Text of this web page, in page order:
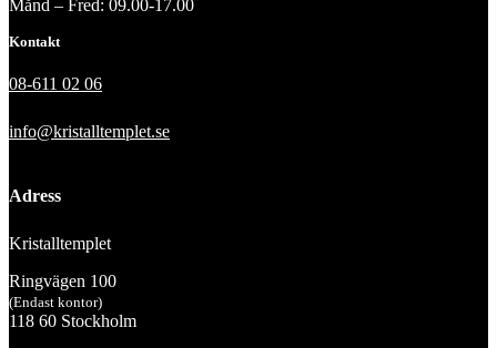
Månd – Fred: 09.00-17.00
Kontakt
08-611 02 06
info@kristalltemplet.se
Adress
Kristalltemplet
Ringvägen 100
(Endast kontor)
118 60 Stockholm